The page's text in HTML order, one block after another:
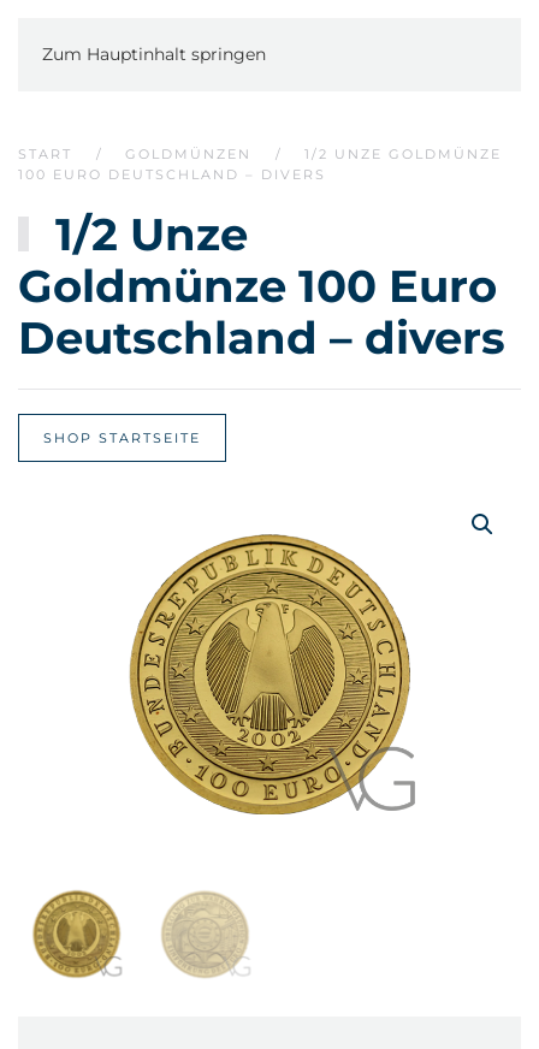
Zum Hauptinhalt springen
START GOLDMÜNZEN
1/2 UNZE GOLDMÜNZE
100 EURO DEUTSCHLAND – DIVERS
1/2 Unze
Goldmünze 100 Euro
Deutschland – divers
SHOP STARTSEITE